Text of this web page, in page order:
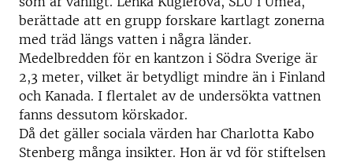
berättade att en grupp forskare kartlagt zonerna
med träd längs vatten i några länder.
Medelbredden för en kantzon i Södra Sverige är
2,3 meter, vilket är betydligt mindre än i Finland
och Kanada. I flertalet av de undersökta vattnen
fanns dessutom körskador.
Då det gäller sociala värden har Charlotta Kabo
Stenberg många insikter. Hon är vd för stiftelsen